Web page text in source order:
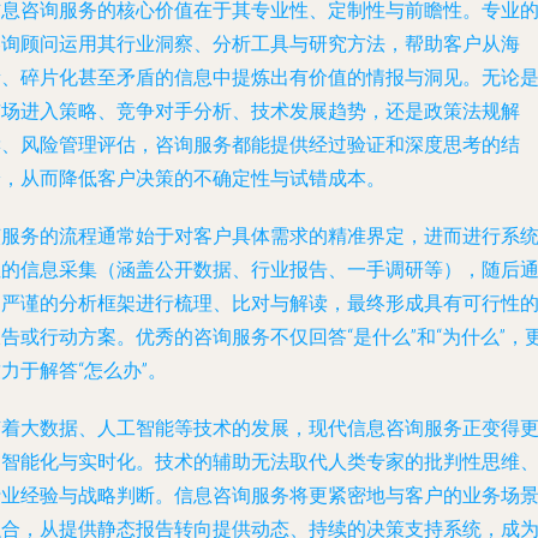
咨询服务的核心价值在于其专业性、定制性与前瞻性。专业的
顾问运用其行业洞察、分析工具与研究方法，帮助客户从海
碎片化甚至矛盾的信息中提炼出有价值的情报与洞见。无论是
进入策略、竞争对手分析、技术发展趋势，还是政策法规解
风险管理评估，咨询服务都能提供经过验证和深度思考的结
从而降低客户决策的不确定性与试错成本。
务的流程通常始于对客户具体需求的精准界定，进而进行系统
信息采集（涵盖公开数据、行业报告、一手调研等），随后通
谨的分析框架进行梳理、比对与解读，最终形成具有可行性的
或行动方案。优秀的咨询服务不仅回答“是什么”和“为什么”，
于解答“怎么办”。
大数据、人工智能等技术的发展，现代信息咨询服务正变得更
能化与实时化。技术的辅助无法取代人类专家的批判性思维、
经验与战略判断。信息咨询服务将更紧密地与客户的业务场景
，从提供静态报告转向提供动态、持续的决策支持系统，成为